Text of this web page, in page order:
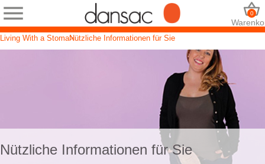
0
Living With a StomaNützliche Informationen für Sie
Nützliche Informationen für Sie